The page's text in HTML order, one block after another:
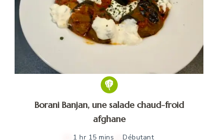
Borani Banjan, une salade chaud-froid
afghane
1 hr 15 mins Débutant